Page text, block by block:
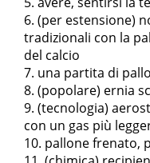
(per estensione)
tradizionali con la
del calcio
una partita di
(popolare) ernia
(tecnologia)
con un gas più
pallone frenato,